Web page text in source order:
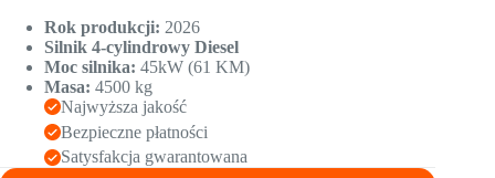
wynosiła:
60270,00 zł.
wynosi:
46740,00 zł.
Rok produkcji: 2026
Silnik 4-cylindrowy Diesel
Moc silnika: 45kW (61 KM)
Masa: 4500 kg
Najwyższa jakość
Bezpieczne płatności
Satysfakcja gwarantowana